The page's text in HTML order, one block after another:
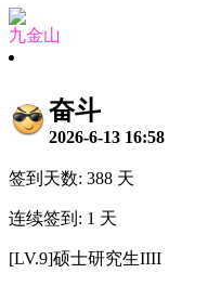
九金山
奋斗
2026-6-13 16:58
签到天数: 388 天
连续签到: 1 天
[LV.9]硕士研究生IIII